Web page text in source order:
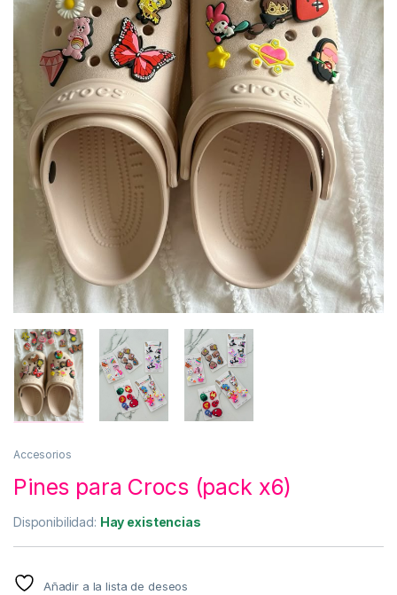
Accesorios
Pines para Crocs (pack x6)
Disponibilidad: Hay existencias
Añadir a la lista de deseos